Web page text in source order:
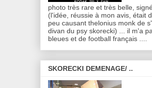
photo très rare et très belle,
(l'idée, réussie à mon avis, était
peu causant thelonius monk de
divan du psy skorecki) ... il m'a
bleues et de football français ....
SKORECKI DEMENAGE/ ..